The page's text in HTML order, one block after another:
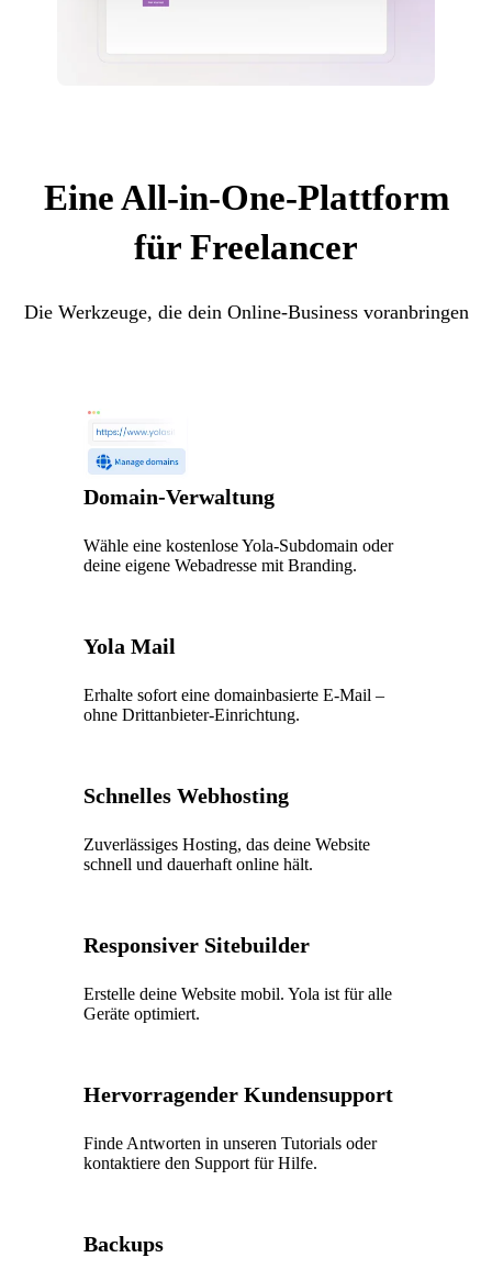
Eine All-in-One-Plattform
für Freelancer
Die Werkzeuge, die dein Online-Business voranbringen
Domain-Verwaltung
Wähle eine kostenlose Yola-Subdomain oder
deine eigene Webadresse mit Branding.
Yola Mail
Erhalte sofort eine domainbasierte E-Mail –
ohne Drittanbieter-Einrichtung.
Schnelles Webhosting
Zuverlässiges Hosting, das deine Website
schnell und dauerhaft online hält.
Responsiver Sitebuilder
Erstelle deine Website mobil. Yola ist für alle
Geräte optimiert.
Hervorragender Kundensupport
Finde Antworten in unseren Tutorials oder
kontaktiere den Support für Hilfe.
Backups